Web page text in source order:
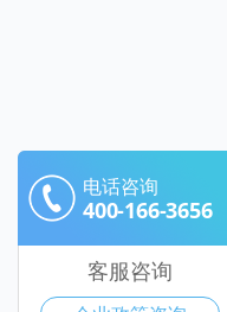
电话咨询
400-166-3656
客服咨询